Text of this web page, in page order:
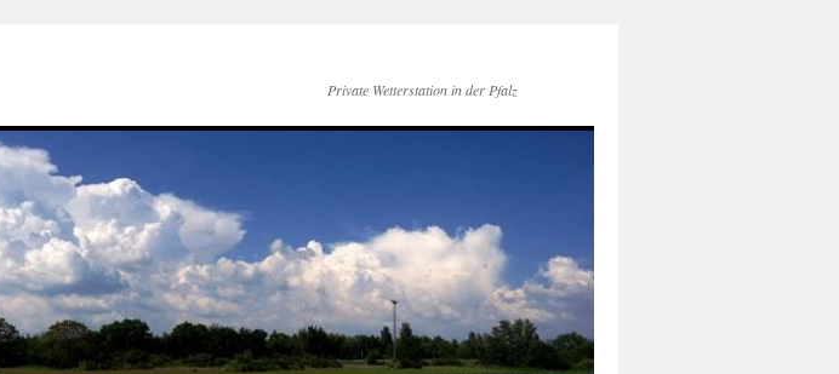
Private Wetterstation in der Pfalz